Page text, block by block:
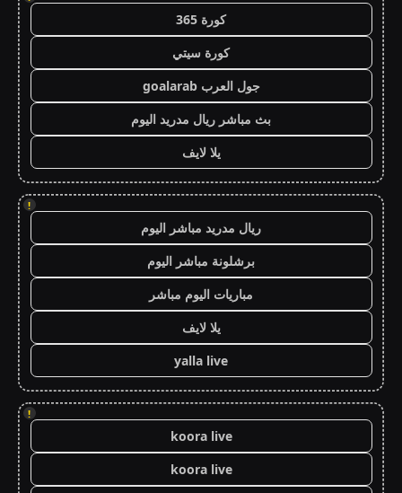
كورة 365
كورة سيتي
جول العرب goalarab
بث مباشر ريال مدريد اليوم
يلا لايف
!
ريال مدريد مباشر اليوم
برشلونة مباشر اليوم
مباريات اليوم مباشر
يلا لايف
yalla live
!
koora live
koora live